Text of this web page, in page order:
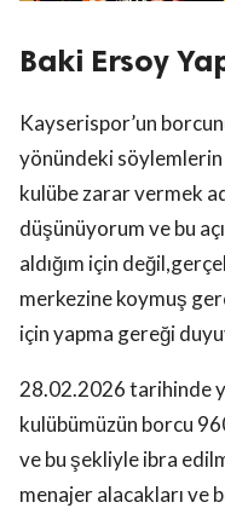
Baki Ersoy
Kayserispor’un
yönündeki söylemlerin
kulübe zarar vermek
düşünüyorum ve bu
aldığım için
merkezine koymuş
için yapma gereği
28.02.2026 tarihinde
kulübümüzün borcu
ve bu şekliyle ibra
menajer alacakları ve